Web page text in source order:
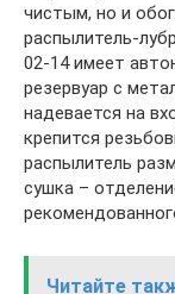
чистым, но и
распылитель-
02-14 имеет
резервуар с
надевается на
крепится
распылитель
сушка –
Читайте